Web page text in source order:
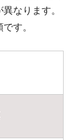
なります。
す。